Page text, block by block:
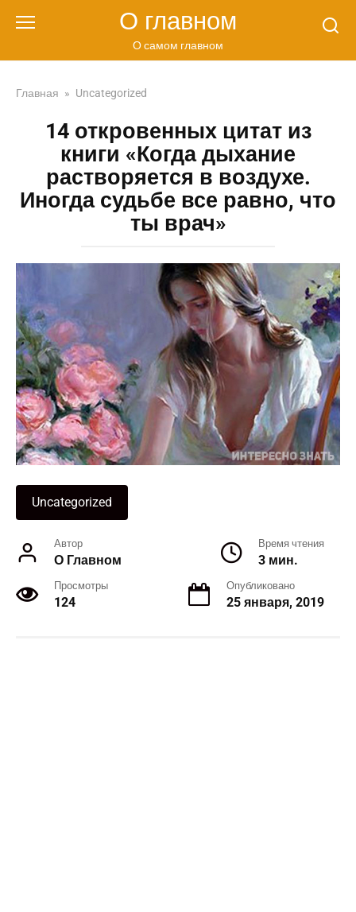
О главном
О самом главном
Главная » Uncategorized
14 откровенных цитат из
книги «Когда дыхание
растворяется в воздухе.
Иногда судьбе все равно, что
ты врач»
Uncategorized
Автор
О Главном
Время чтения
3 мин.
Просмотры
124
Опубликовано
25 января, 2019